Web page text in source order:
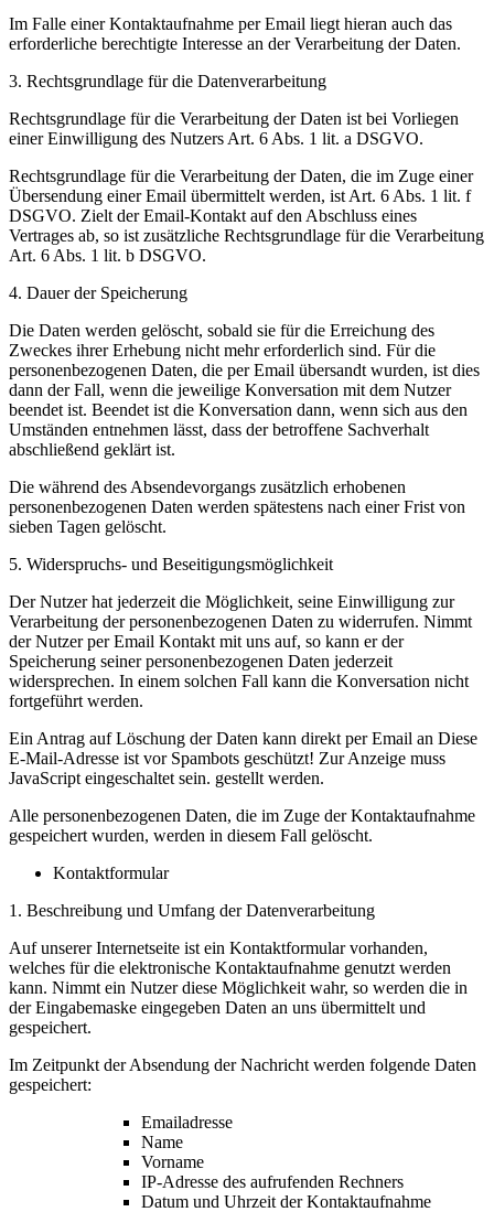
Im Falle einer Kontaktaufnahme per Email liegt hieran auch das
erforderliche berechtigte Interesse an der Verarbeitung der Daten.
3. Rechtsgrundlage für die Datenverarbeitung
Rechtsgrundlage für die Verarbeitung der Daten ist bei Vorliegen
einer Einwilligung des Nutzers Art. 6 Abs. 1 lit. a DSGVO.
Rechtsgrundlage für die Verarbeitung der Daten, die im Zuge einer
Übersendung einer Email übermittelt werden, ist Art. 6 Abs. 1 lit. f
DSGVO. Zielt der Email-Kontakt auf den Abschluss eines
Vertrages ab, so ist zusätzliche Rechtsgrundlage für die Verarbeitung
Art. 6 Abs. 1 lit. b DSGVO.
4. Dauer der Speicherung
Die Daten werden gelöscht, sobald sie für die Erreichung des
Zweckes ihrer Erhebung nicht mehr erforderlich sind. Für die
personenbezogenen Daten, die per Email übersandt wurden, ist dies
dann der Fall, wenn die jeweilige Konversation mit dem Nutzer
beendet ist. Beendet ist die Konversation dann, wenn sich aus den
Umständen entnehmen lässt, dass der betroffene Sachverhalt
abschließend geklärt ist.
Die während des Absendevorgangs zusätzlich erhobenen
personenbezogenen Daten werden spätestens nach einer Frist von
sieben Tagen gelöscht.
5. Widerspruchs- und Beseitigungsmöglichkeit
Der Nutzer hat jederzeit die Möglichkeit, seine Einwilligung zur
Verarbeitung der personenbezogenen Daten zu widerrufen. Nimmt
der Nutzer per Email Kontakt mit uns auf, so kann er der
Speicherung seiner personenbezogenen Daten jederzeit
widersprechen. In einem solchen Fall kann die Konversation nicht
fortgeführt werden.
Ein Antrag auf Löschung der Daten kann direkt per Email an Diese
E-Mail-Adresse ist vor Spambots geschützt! Zur Anzeige muss
JavaScript eingeschaltet sein. gestellt werden.
Alle personenbezogenen Daten, die im Zuge der Kontaktaufnahme
gespeichert wurden, werden in diesem Fall gelöscht.
Kontaktformular
1. Beschreibung und Umfang der Datenverarbeitung
Auf unserer Internetseite ist ein Kontaktformular vorhanden,
welches für die elektronische Kontaktaufnahme genutzt werden
kann. Nimmt ein Nutzer diese Möglichkeit wahr, so werden die in
der Eingabemaske eingegeben Daten an uns übermittelt und
gespeichert.
Im Zeitpunkt der Absendung der Nachricht werden folgende Daten
gespeichert:
Emailadresse
Name
Vorname
IP-Adresse des aufrufenden Rechners
Datum und Uhrzeit der Kontaktaufnahme